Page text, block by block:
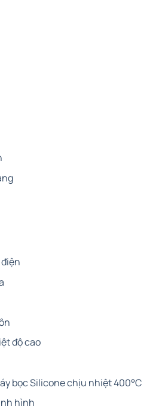
độ cao
bọc Silicone chịu nhiệt 400°C
hình